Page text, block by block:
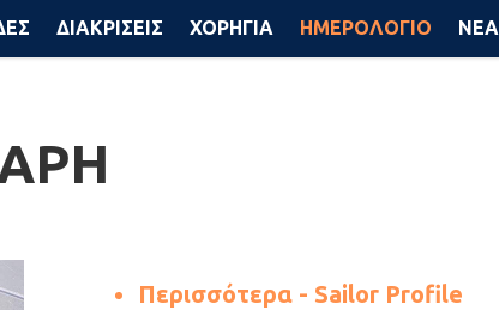
ΔΙΑΚΡΙΣΕΙΣ ΧΟΡΗΓΙΑ ΗΜΕΡΟΛΟΓΙΟ ΝΕΑ
Περισσότερα - Sailor Profile